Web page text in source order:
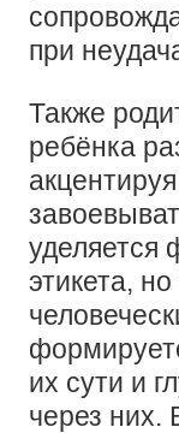
при
Также
ребёнка
уделяется
этикета,
их сути и
через них.